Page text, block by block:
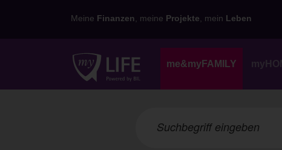
Meine Finanzen , meine Projekte , mein Leben
me&myFAMILY